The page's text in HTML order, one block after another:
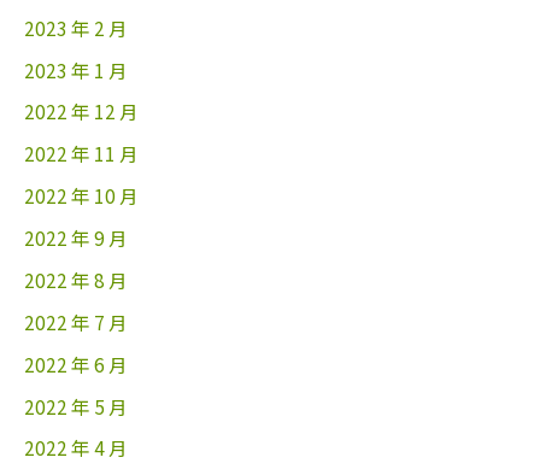
2023 年 2 月
2023 年 1 月
2022 年 12 月
2022 年 11 月
2022 年 10 月
2022 年 9 月
2022 年 8 月
2022 年 7 月
2022 年 6 月
2022 年 5 月
2022 年 4 月